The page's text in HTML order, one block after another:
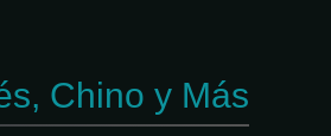
Chino y Más